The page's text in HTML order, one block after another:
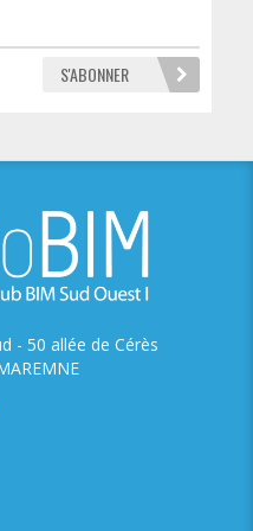
- 50 allée de Cérès